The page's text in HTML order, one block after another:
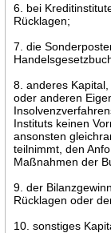
6. bei
Rücklagen;
7. die
8. anderes
oder anderen
Instituts keinen
ansonsten
teilnimmt, den
Maßnahmen der
9. der
Rücklagen oder
10. sonstiges